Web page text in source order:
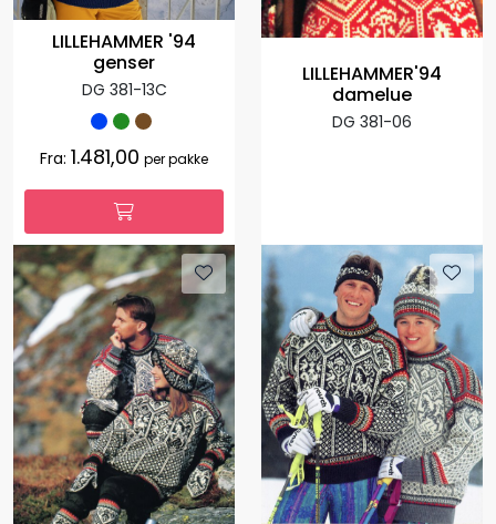
LILLEHAMMER '94
genser
DG 381-13C
Fra: 1.481,00 per pakke
LILLEHAMMER'94
damelue
DG 381-06